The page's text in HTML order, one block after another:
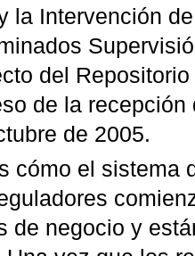
la Intervención
del
de la
de 2005.
cómo el sistema
de negocio y